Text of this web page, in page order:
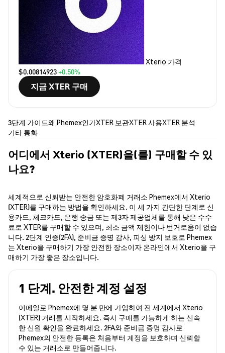
Xterio 가격
$0.00814923+0.50%
지금 XTER 구매
3단계 가이드왜 Phemex인가XTER 보관XTER 사용XTER 분석
기타 통화
어디에서 Xterio (XTER)을(를) 구매할 수 있
나요?
세계적으로 신뢰받는 안전한 암호화폐 거래소 Phemex에서 Xterio
(XTER)를 구매하는 방법을 확인하세요. 이 세 가지 간단한 단계로 신
용카드, 체크카드, 은행 송금 또는 제3자 제공업체를 통해 낮은 수수
료로 XTER를 구매할 수 있으며, 최소 금액 제한이나 번거로움이 없습
니다. 2단계 인증(2FA), 준비금 증명 감사, 피싱 방지 보호로 Phemex
는 Xterio을 구매하기 가장 안전한 장소이자 온라인에서 Xterio을 구
매하기 가장 좋은 장소입니다.
1 단계. 안전한 계정 설정
이메일로 Phemex에 몇 분 만에 가입하여 전 세계에서 Xterio
(XTER) 거래를 시작하세요. 즉시 구매를 가능하게 하는 신속
한 신원 확인을 완료하세요. 2FA와 준비금 증명 감사로
Phemex의 안전한 등록은 처음부터 계정을 보호하며 신뢰할
수 있는 거래소로 만들어줍니다.